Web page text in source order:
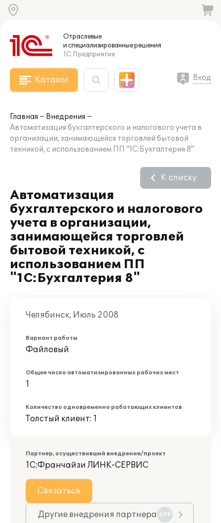
Отраслевые
и специализированныерешения
1С:Предприятие
Каталог Вход
Главная
Внедрения
Автоматизация бухгалтерского и налогового учета в
организации, занимающейся торговлей бытовой
техникой, с использованием ПП "1С:Бухгалтерия 8"
Автоматизация
бухгалтерского и налогового
учета в организации,
занимающейся торговлей
бытовой техникой, с
использованием ПП
"1С:Бухгалтерия 8"
К списку
Челябинск, Июль 2008
Вариант работы
Файловый
Общее число автоматизированных рабочих мест
1
Количество одновременно работающих клиентов
Толстый клиент: 1
Партнер, осуществивший внедрение/проект
1С:Франчайзи ЛИНК-СЕРВИС
Связаться
Другие внедрения партнера 659